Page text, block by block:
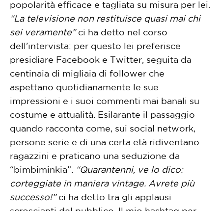
popolarità efficace e tagliata su misura per lei.
“La televisione non restituisce quasi mai chi
sei veramente”ci ha detto nel corso
dell’intervista: per questo lei preferisce
presidiare Facebook e Twitter, seguita da
centinaia di migliaia di follower che
aspettano quotidianamente le sue
impressioni e i suoi commenti mai banali su
costume e attualità. Esilarante il passaggio
quando racconta come, sui social network,
persone serie e di una certa età ridiventano
ragazzini e praticano una seduzione da
“bimbiminkia”.
“Quarantenni, ve lo dico:
corteggiate in maniera vintage. Avrete più
successo!”ci ha detto tra gli applausi